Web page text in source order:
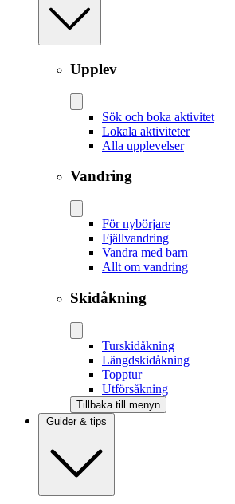
Upplev
Sök och boka aktivitet
Lokala aktiviteter
Alla upplevelser
Vandring
För nybörjare
Fjällvandring
Vandra med barn
Allt om vandring
Skidåkning
Tur­skidåkning
Längd­skidåkning
Topptur
Utförsåkning
Tillbaka till menyn
Guider & tips